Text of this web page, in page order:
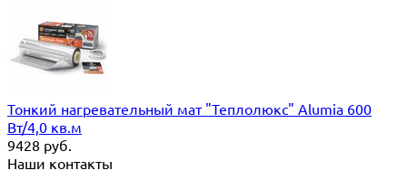
Тонкий нагревательный мат "Теплолюкс" Alumia 600
Вт/4,0 кв.м
9428 руб.
Наши контакты